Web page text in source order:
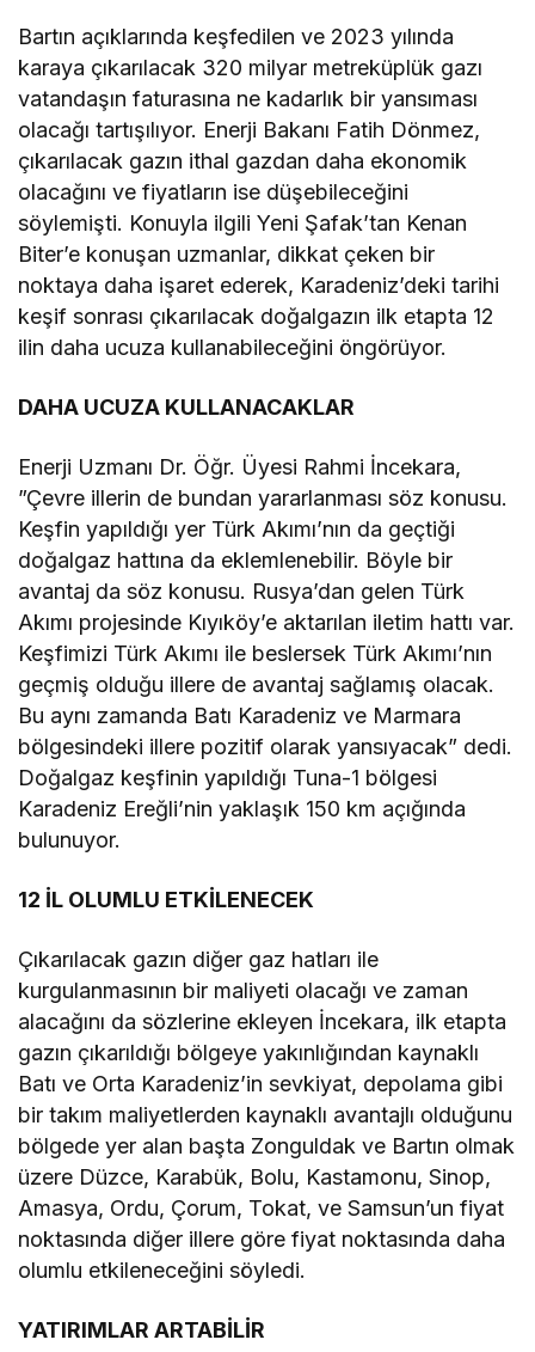
Bartın açıklarında keşfedilen ve 2023 yılında
karaya çıkarılacak 320 milyar metreküplük gazı
vatandaşın faturasına ne kadarlık bir yansıması
olacağı tartışılıyor. Enerji Bakanı Fatih Dönmez,
çıkarılacak gazın ithal gazdan daha ekonomik
olacağını ve fiyatların ise düşebileceğini
söylemişti. Konuyla ilgili Yeni Şafak’tan Kenan
Biter’e konuşan uzmanlar, dikkat çeken bir
noktaya daha işaret ederek, Karadeniz’deki tarihi
keşif sonrası çıkarılacak doğalgazın ilk etapta 12
ilin daha ucuza kullanabileceğini öngörüyor.
DAHA UCUZA KULLANACAKLAR
Enerji Uzmanı Dr. Öğr. Üyesi Rahmi İncekara,
”Çevre illerin de bundan yararlanması söz konusu.
Keşfin yapıldığı yer Türk Akımı’nın da geçtiği
doğalgaz hattına da eklemlenebilir. Böyle bir
avantaj da söz konusu. Rusya’dan gelen Türk
Akımı projesinde Kıyıköy’e aktarılan iletim hattı var.
Keşfimizi Türk Akımı ile beslersek Türk Akımı’nın
geçmiş olduğu illere de avantaj sağlamış olacak.
Bu aynı zamanda Batı Karadeniz ve Marmara
bölgesindeki illere pozitif olarak yansıyacak” dedi.
Doğalgaz keşfinin yapıldığı Tuna-1 bölgesi
Karadeniz Ereğli’nin yaklaşık 150 km açığında
bulunuyor.
12 İL OLUMLU ETKİLENECEK
Çıkarılacak gazın diğer gaz hatları ile
kurgulanmasının bir maliyeti olacağı ve zaman
alacağını da sözlerine ekleyen İncekara, ilk etapta
gazın çıkarıldığı bölgeye yakınlığından kaynaklı
Batı ve Orta Karadeniz’in sevkiyat, depolama gibi
bir takım maliyetlerden kaynaklı avantajlı olduğunu
bölgede yer alan başta Zonguldak ve Bartın olmak
üzere Düzce, Karabük, Bolu, Kastamonu, Sinop,
Amasya, Ordu, Çorum, Tokat, ve Samsun’un fiyat
noktasında diğer illere göre fiyat noktasında daha
olumlu etkileneceğini söyledi.
YATIRIMLAR ARTABİLİR